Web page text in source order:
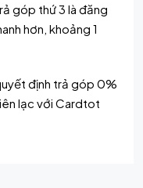
góp thứ 3 là đăng
hơn, khoảng 1
định trả góp 0%
lạc với Cardtot